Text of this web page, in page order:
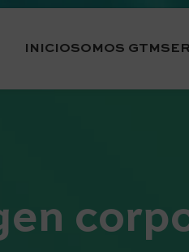
INICIOSOMOS GTM